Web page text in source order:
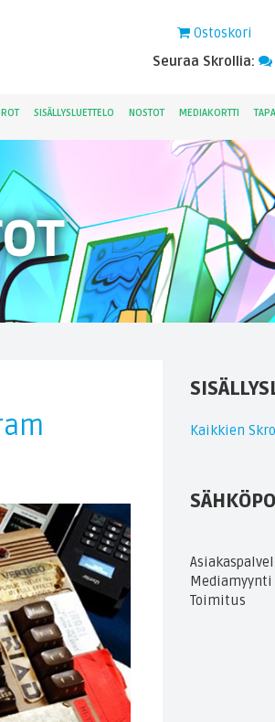
Ostoskori
Seuraa Skrollia:
SISÄLLYSLUETTELO NOSTOT MEDIAKORTTI
Kaikkien
Mediamyynti
Toimitus